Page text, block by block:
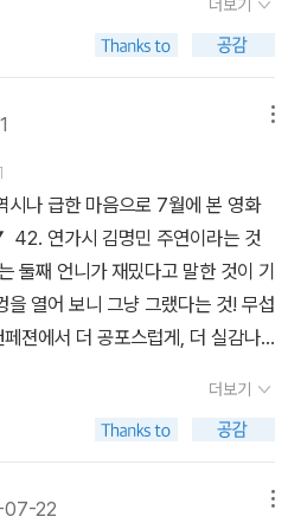
ㅋㅋㅋㅋ배트맨이 없는 고담시를 슈
은 끝이 없고...무법천지가 될뻔한
인해 진정됩니다.하지만 정부에서
정체를 알고 있는 슈퍼맨가 배트맨
던집니다.한순간 정말 브루스 웨
퍼맨.하지만 그는 진정한 그의 친
이번편에는 악당으로 남기로...그
기 위해 자신의 아이들을 성장시키
먹고 구입 도서 정가제전에 구입하
어
- 빨리 읽고 다 정리하면 좋겠어
의 이야기인줄 알았지만 구입해서
존의 이야기를 다루어서 재미있었
만, 더 구입할지는 모르겠어요. 뒷
요. 코믹
라 생각하고 읽은 책들은 정리하고
이슈 내고 묶어서 책으로 만들거면
수 없었던 만화. 같은 작
예정인 배트맨들... 소장하고 있
만 골라도 될것 같네요.
더보기
시나 급한 마음으로 7월에 본 영화
연가시 김명민 주연이라는 것
둘째 언니가 재밌다고 말한 것이 기
을 열어 보니 그냥 그랬다는 것! 무섭
젼에서 더 공포스럽게, 더 실감나
보여준 연기는 좀 뻔했지 싶다. 오
연기가 더 실감 났다. 이 영화 보고
가 앉아 있었다. 엄마더러 잡아달라
끼 같다고 해서 완전 깜놀했다. 곱
더보기
22